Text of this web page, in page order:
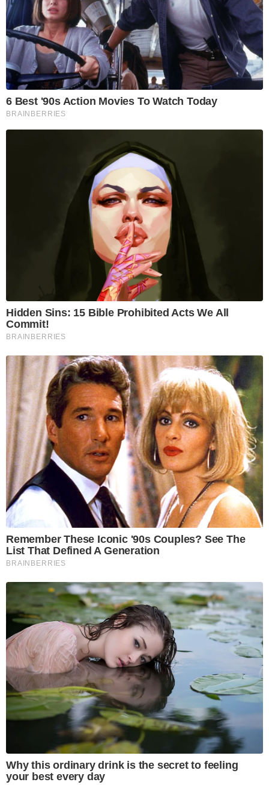
6 Best '90s Action Movies To Watch Today
BRAINBERRIES
Hidden Sins: 15 Bible Prohibited Acts We All
Commit!
BRAINBERRIES
Remember These Iconic '90s Couples? See The
List That Defined A Generation
BRAINBERRIES
Why this ordinary drink is the secret to feeling
your best every day